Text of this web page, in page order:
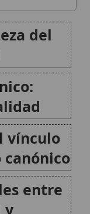
entre
y